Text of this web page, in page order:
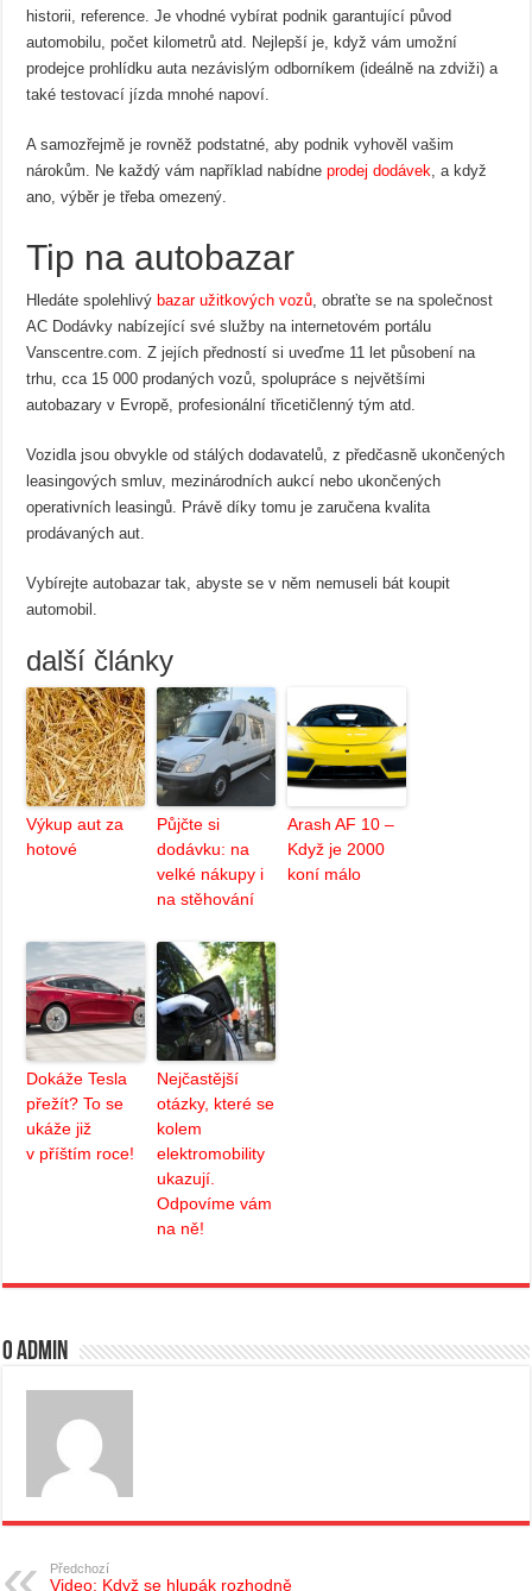
historii, reference. Je vhodné vybírat podnik garantující původ
automobilu, počet kilometrů atd. Nejlepší je, když vám umožní
prodejce prohlídku auta nezávislým odborníkem (ideálně na zdviži) a
také testovací jízda mnohé napoví.
A samozřejmě je rovněž podstatné, aby podnik vyhověl vašim
nárokům. Ne každý vám například nabídneprodej dodávek, a když
ano, výběr je třeba omezený.
Tip na autobazar
Hledáte spolehlivý bazar užitkových vozů, obraťte se na společnost
AC Dodávky nabízející své služby na internetovém portálu
Vanscentre.com. Z jejích předností si uveďme 11 let působení na
trhu, cca 15 000 prodaných vozů, spolupráce s největšími
autobazary v Evropě, profesionální třicetičlenný tým atd.
Vozidla jsou obvykle od stálých dodavatelů, z předčasně ukončených
leasingových smluv, mezinárodních aukcí nebo ukončených
operativních leasingů. Právě díky tomu je zaručena kvalita
prodávaných aut.
Vybírejte autobazar tak, abyste se v něm nemuseli bát koupit
automobil.
další články
Výkup aut za
hotové
Půjčte si
dodávku: na
velké nákupy i
na stěhování
Arash AF 10 –
Když je 2000
koní málo
Dokáže Tesla
přežít? To se
ukáže již
v příštím roce!
Nejčastější
otázky, které se
kolem
elektromobility
ukazují.
Odpovíme vám
na ně!
O admin
Předchozí
Video: Když se hlupák rozhodně